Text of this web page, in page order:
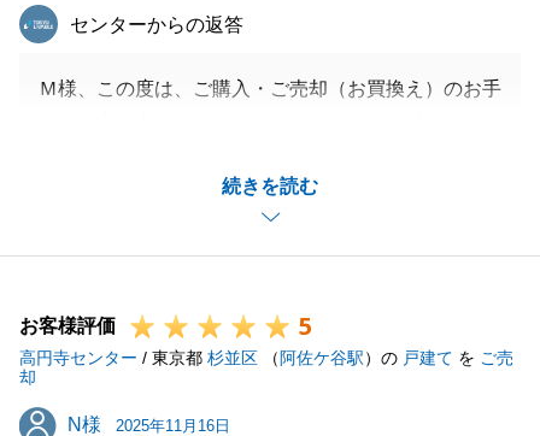
続きを読む
東急リバブル
センターからの返答
Ｍ様、この度は、ご購入・ご売却（お買換え）のお手
Ｍ様のご条件に叶う物件をご紹介できたこと、大変嬉
タイトなスケジュールの中、終始ご協力いただき、心
今後、弊社でお手伝いできることがございましたら、
どうぞお気軽にお申し付けください。
お客様評価 5
高円寺センター / 東京都 杉並区 （ 阿佐ケ谷駅）の 戸建て を ご売
却
N様
N様 2025年11月16日